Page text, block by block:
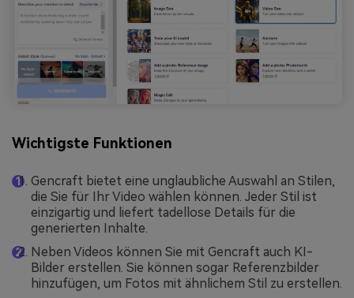
Wichtigste Funktionen
Gencraft bietet eine unglaubliche Auswahl an Stilen,
die Sie für Ihr Video wählen können. Jeder Stil ist
einzigartig und liefert tadellose Details für die
generierten Inhalte.
Neben Videos können Sie mit Gencraft auch KI-
Bilder erstellen. Sie können sogar Referenzbilder
hinzufügen, um Fotos mit ähnlichem Stil zu erstellen.